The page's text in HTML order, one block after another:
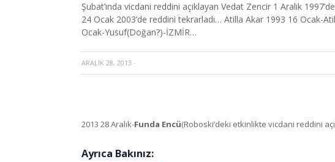
Şubat’ında vicdani reddini açıklayan Vedat Zencir 1 Aralık
24 Ocak 2003’de reddini tekrarladı… Atilla Akar 1993 16 Ocak-
Ocak-Yusuf(Doğan?)-İZMİR…
ARALIK 28, 2013 ·
2013 28 Aralık-Funda Encü(Roboski’deki etkinlikte vicdani reddini
Ayrıca Bakınız: